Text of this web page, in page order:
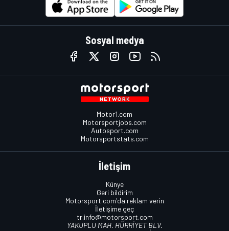
Sosyal medya
Motor1.com
Motorsportjobs.com
Autosport.com
Motorsportstats.com
İletişim
Künye
Geri bildirim
Motorsport.com'da reklam verin
İletişime geç
tr.info@motorsport.com
YAKUPLU MAH. HÜRRİYET BLV.